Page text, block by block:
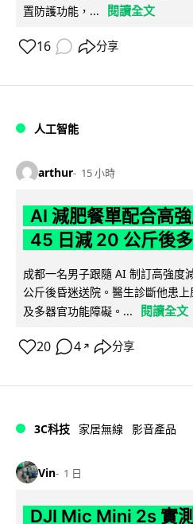
置防護功能，...
閱讀全文
16 分享
人工智能
arthur 15 小時
AI 減肥餐單配合高
45 日減 20 公斤後
成都一名男子跟隨 AI 制訂高強度
公斤後昏迷送院。醫生診斷他患
及多器官功能障礙。...
閱讀全文
20 4 ↗ 分享
3C科技 家居無線 影音產品
Vin 1 日
DJI Mic Mini 2s 實